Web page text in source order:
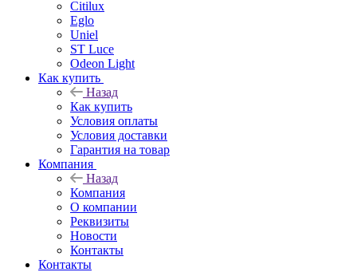
Citilux
Eglo
Uniel
ST Luce
Odeon Light
Как купить
Назад
Как купить
Условия оплаты
Условия доставки
Гарантия на товар
Компания
Назад
Компания
О компании
Реквизиты
Новости
Контакты
Контакты